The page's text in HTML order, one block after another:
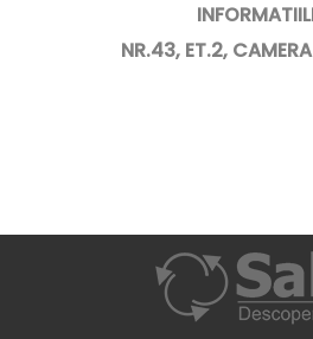
INFORMATIILE
NR.43, ET.2,